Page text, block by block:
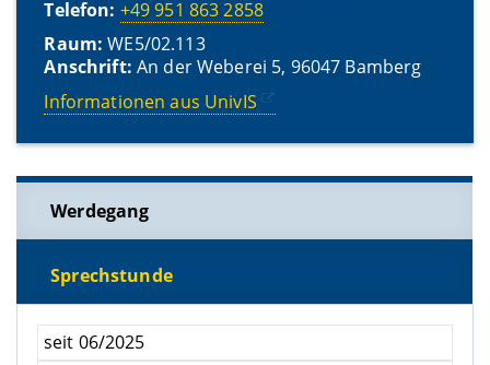
Telefon: +49 951 863 2858
Raum:WE5/02.113
Anschrift: An der Weberei 5, 96047 Bamberg
Informationen aus UnivIS
Werdegang
Sprechstunde
seit 06/2025